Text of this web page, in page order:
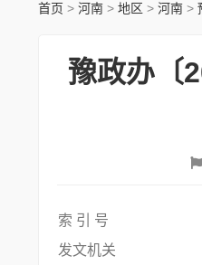
首页 > 河南 > 地区 > 河南 >
豫政办〔
索 引 号
发文机关